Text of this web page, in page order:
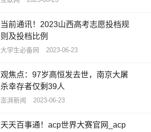
当前通讯！2023山西高考志愿投档规
则及投档比例
大学生必备网 2023-06-23
观焦点：97岁高恒发去世，南京大屠
杀幸存者仅剩39人
澎湃新闻 2023-06-23
天天百事通！acp世界大赛官网_acp